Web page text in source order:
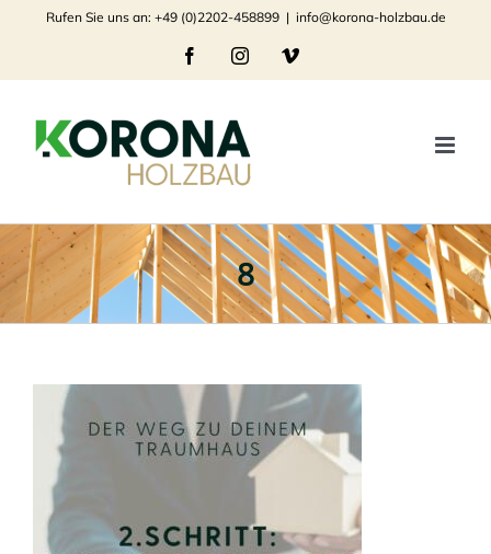
springen
Rufen Sie uns an: +49 (0)2202-458899 | info@korona-holzbau.de
FacebookInstagramVimeo
8